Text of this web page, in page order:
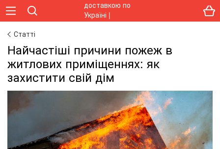
Статті
Найчастіші причини пожеж в
житлових приміщеннях: як
захистити свій дім